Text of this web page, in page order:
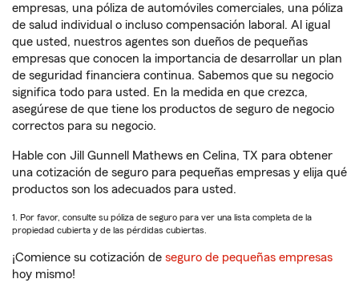
empresas, una póliza de automóviles comerciales, una póliza
de salud individual o incluso compensación laboral. Al igual
que usted, nuestros agentes son dueños de pequeñas
empresas que conocen la importancia de desarrollar un plan
de seguridad financiera continua. Sabemos que su negocio
significa todo para usted. En la medida en que crezca,
asegúrese de que tiene los productos de seguro de negocio
correctos para su negocio.
Hable con Jill Gunnell Mathews en Celina, TX para obtener
una cotización de seguro para pequeñas empresas y elija qué
productos son los adecuados para usted.
1. Por favor, consulte su póliza de seguro para ver una lista completa de la
propiedad cubierta y de las pérdidas cubiertas.
¡Comience su cotización de seguro de pequeñas empresas
hoy mismo!